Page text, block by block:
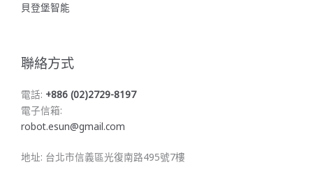
貝登堡智能
聯絡方式
電話: +886 (02)2729-8197
電子信箱:
robot.esun@gmail.com
地址: 台北市信義區光復南路495號7樓